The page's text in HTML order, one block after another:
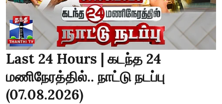
Last 24 Hours | கடந்த 24
மணிநேரத்தில்.. நாட்டு நடப்பு
(07.08.2026)